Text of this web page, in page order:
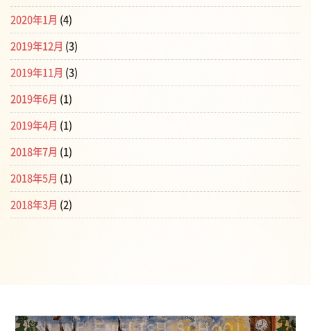
2020年1月 (4)
2019年12月 (3)
2019年11月 (3)
2019年6月 (1)
2019年4月 (1)
2018年7月 (1)
2018年5月 (1)
2018年3月 (2)